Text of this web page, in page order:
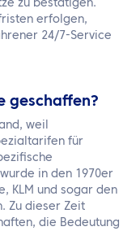
zu bestätigen.
erfolgen,
24/7-Service
geschaffen?
weil
für
in den 1970er
KLM und sogar den
Zu dieser Zeit
die Bedeutung